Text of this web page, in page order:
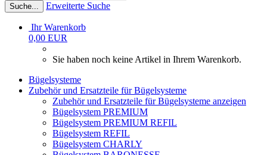
Suche... Erweiterte Suche
Ihr Warenkorb
0,00 EUR
Sie haben noch keine Artikel in Ihrem Warenkorb.
Bügelsysteme
Zubehör und Ersatzteile für Bügelsysteme
Zubehör und Ersatzteile für Bügelsysteme anzeigen
Bügelsystem PREMIUM
Bügelsystem PREMIUM REFIL
Bügelsystem REFIL
Bügelsystem CHARLY